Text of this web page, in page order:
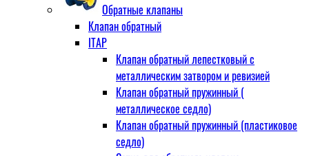
Обратные клапаны
Клапан обратный
ITAP
Клапан обратный лепестковый с
металлическим затвором и ревизией
Клапан обратный пружинный (
металлическое седло)
Клапан обратный пружинный (пластиковое
седло)